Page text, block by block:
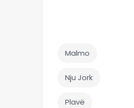
Malmo
Nju Jork
Plavë